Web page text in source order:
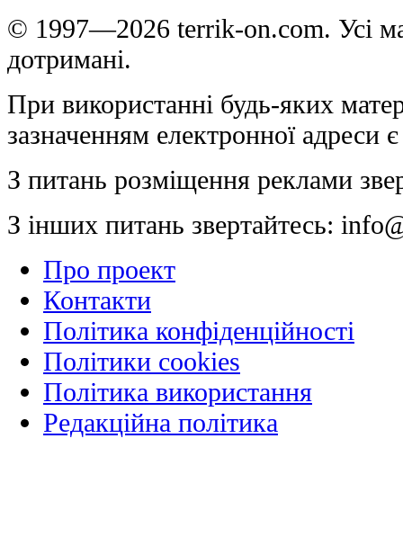
© 1997—2026 terrik-on.com. Усі
дотримані.
При використанні будь-яких
зазначенням електронної адреси
З питань розміщення реклами
З інших питань звертайтесь:
Про проект
Контакти
Політика конфіденційності
Політики cookies
Політика використання
Редакційна політика